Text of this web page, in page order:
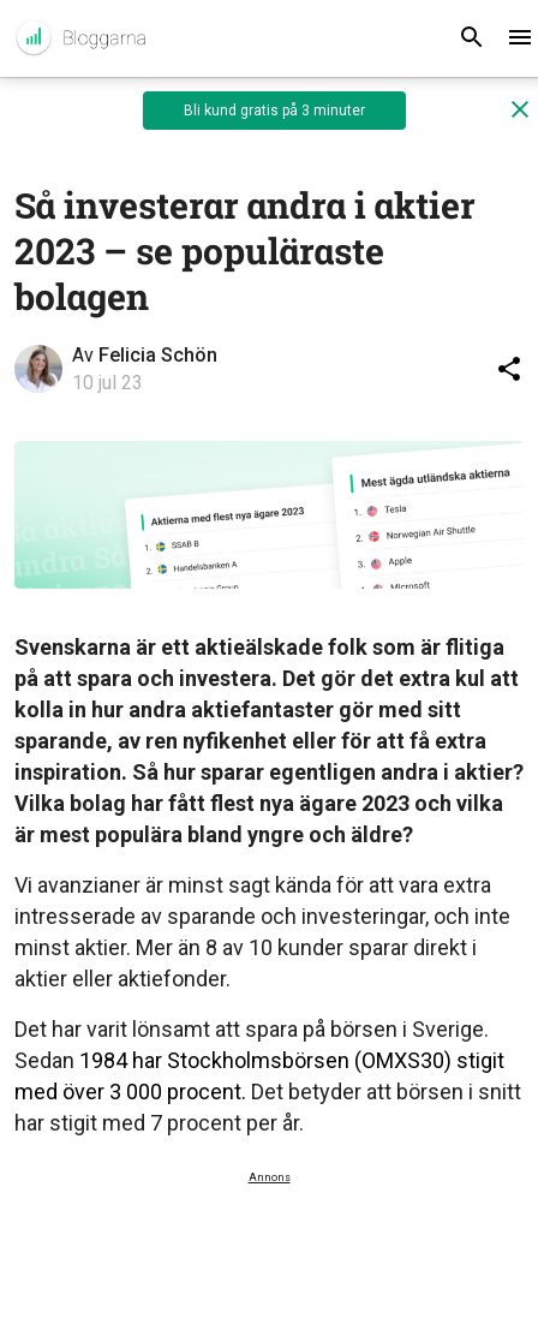
Bli kund gratis på 3 minuter
Så investerar andra i aktier
2023 – se populäraste
bolagen
Av Felicia Schön
10 jul 23
Svenskarna är ett aktieälskade folk som är flitiga
på att spara och investera. Det gör det extra kul att
kolla in hur andra aktiefantaster gör med sitt
sparande, av ren nyfikenhet eller för att få extra
inspiration. Så hur sparar egentligen andra i aktier?
Vilka bolag har fått flest nya ägare 2023 och vilka
är mest populära bland yngre och äldre?
Vi avanzianer är minst sagt kända för att vara extra
intresserade av sparande och investeringar, och inte
minst aktier. Mer än 8 av 10 kunder sparar direkt i
aktier eller aktiefonder.
Det har varit lönsamt att spara på börsen i Sverige.
Sedan 1984 har Stockholmsbörsen (OMXS30) stigit
med över 3 000 procent. Det betyder att börsen i snitt
har stigit med 7 procent per år.
Annons